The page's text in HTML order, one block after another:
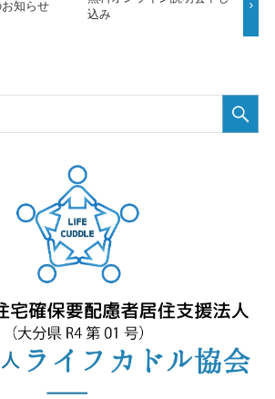
知らせ
込み
索